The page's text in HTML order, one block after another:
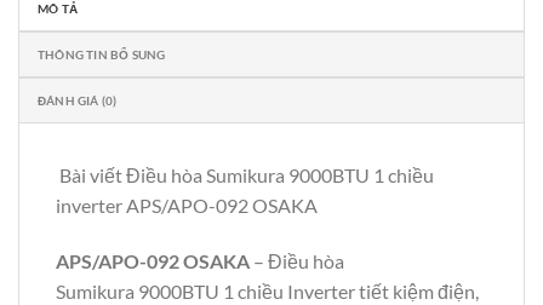
MÔ TẢ
THÔNG TIN BỔ SUNG
ĐÁNH GIÁ (0)
Bài viết Điều hòa Sumikura 9000BTU 1 chiều
inverter APS/APO-092 OSAKA
APS/APO-092 OSAKA – Điều hòa
Sumikura 9000BTU 1 chiều Inverter tiết kiệm điện,